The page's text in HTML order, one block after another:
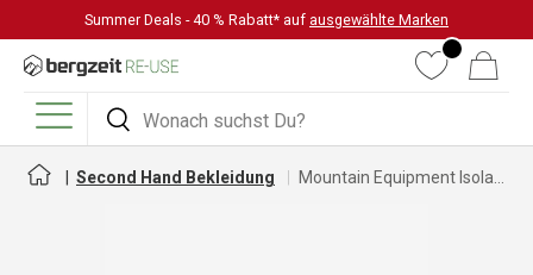
DIREKT ZUM INHALT
Summer Deals - 40 % Rabatt* auf ausgewählte Marken
Suchen
Suchen
WunschlisteWarenkorb
Menü
Second Hand Bekleidung